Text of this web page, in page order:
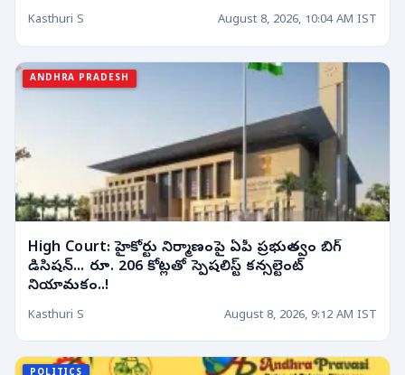
Kasthuri S August 8, 2026, 10:04 AM IST
ANDHRA PRADESH
High Court: హైకోర్టు నిర్మాణంపై ఏపీ ప్రభుత్వం బిగ్
డిసిషన్... రూ. 206 కోట్లతో స్పెషలిస్ట్ కన్సల్టెంట్
నియామకం..!
Kasthuri S August 8, 2026, 9:12 AM IST